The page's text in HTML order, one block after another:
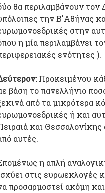
θα περιλαμβάνουν
την Β'Αθήνας
στην
η μία περιλαμβάνει
ενότητες ).
Προκειμένου
βάση το πανελλήνιο
από τα μικρότερα
ή και
και
αυτές.
η απλή
στις ευρωεκλογές
προσαρμοστεί ακόμη